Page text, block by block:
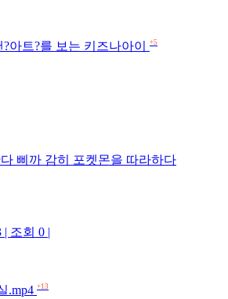
아트?를 보는 키즈나아이 +5
삐까 감히 포켓몬을 따라하다
| 조회 0 |
.mp4 +13